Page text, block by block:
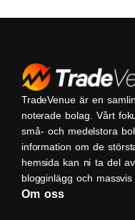
TradeVenue är en
noterade bolag. Vårt
små- och medelstora
information om de
hemsida kan ni ta del
blogginlägg och
Om oss